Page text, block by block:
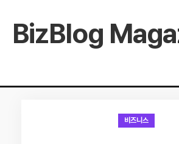
BizBlog
비즈니스